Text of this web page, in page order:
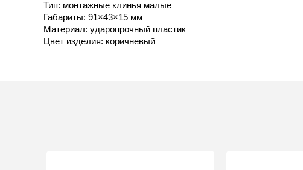
Тип: монтажные клинья малые
Габариты: 91×43×15 мм
Материал: ударопрочный пластик
Цвет изделия: коричневый